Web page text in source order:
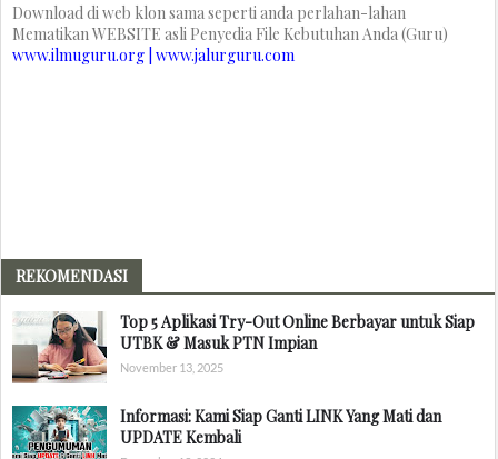
Download di web klon sama seperti anda perlahan-lahan
Mematikan WEBSITE asli Penyedia File Kebutuhan Anda (Guru)
www.ilmuguru.org | www.jalurguru.com
REKOMENDASI
Top 5 Aplikasi Try-Out Online Berbayar untuk Siap
UTBK & Masuk PTN Impian
November 13, 2025
Informasi: Kami Siap Ganti LINK Yang Mati dan
UPDATE Kembali